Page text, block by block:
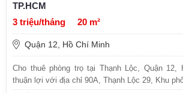
TP.HCM
3 triệu/tháng
20 m²
Quận 12, Hồ Chí Minh
Cho thuê phòng trọ tại Thạnh Lộc, Quận
thuận lợi với địa chỉ 90A, Thạnh Lộc 29, Khu